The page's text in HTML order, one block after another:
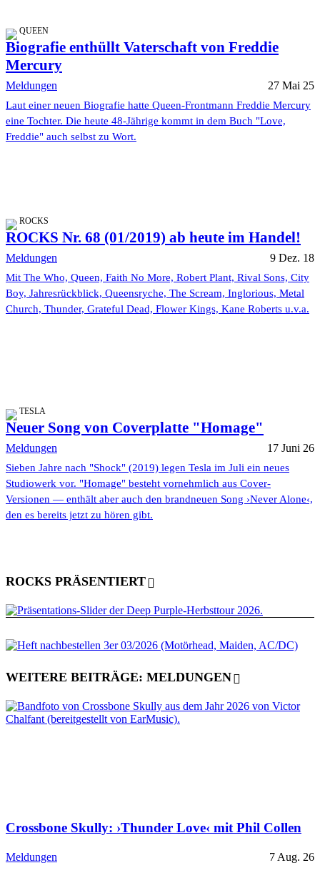
QUEEN
Biografie enthüllt Vaterschaft von Freddie
Mercury
Meldungen 27 Mai 25
Laut einer neuen Biografie hatte Queen-Frontmann Freddie Mercury
eine Tochter. Die heute 48-Jährige kommt in dem Buch "Love,
Freddie" auch selbst zu Wort.
ROCKS
ROCKS Nr. 68 (01/2019) ab heute im Handel!
Meldungen 9 Dez. 18
Mit The Who, Queen, Faith No More, Robert Plant, Rival Sons, City
Boy, Jahresrückblick, Queensryche, The Scream, Inglorious, Metal
Church, Thunder, Grateful Dead, Flower Kings, Kane Roberts u.v.a.
TESLA
Neuer Song von Coverplatte "Homage"
Meldungen 17 Juni 26
Sieben Jahre nach "Shock" (2019) legen Tesla im Juli ein neues
Studiowerk vor. "Homage" besteht vornehmlich aus Cover-
Versionen — enthält aber auch den brandneuen Song ›Never Alone‹,
den es bereits jetzt zu hören gibt.
ROCKS PRÄSENTIERT
WEITERE BEITRÄGE: MELDUNGEN
Crossbone Skully: ›Thunder Love‹ mit Phil Collen
Meldungen 7 Aug. 26